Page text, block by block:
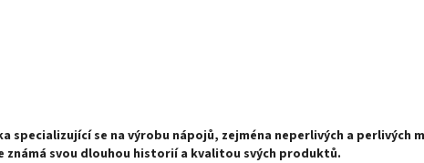
specializující se na výrobu nápojů, zejména neperlivých a perlivých
známá svou dlouhou historií a kvalitou svých produktů.